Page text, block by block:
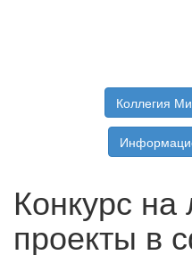
Коллегия
Конкурс
проекты в